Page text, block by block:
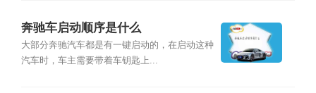
奔驰车启动顺序是什么
大部分奔驰汽车都是有一键启动的，在启动这种
汽车时，车主需要带着车钥匙上...